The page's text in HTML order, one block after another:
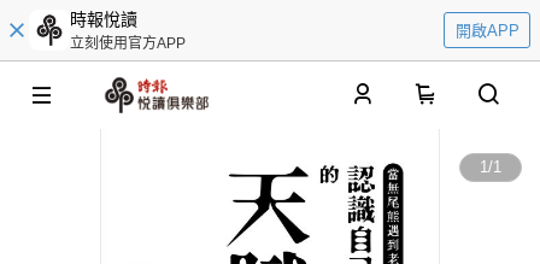
時報悅讀
立刻使用官方APP
開啟APP
1/1